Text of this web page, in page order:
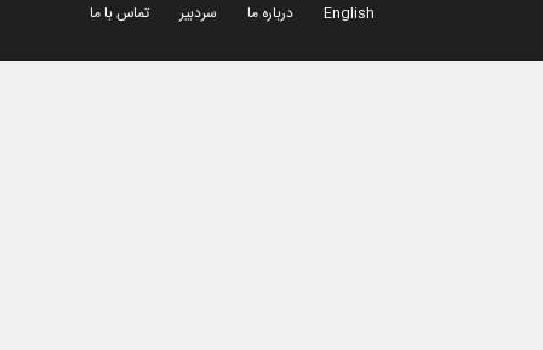
English درباره ما سردبیر تماس با ما